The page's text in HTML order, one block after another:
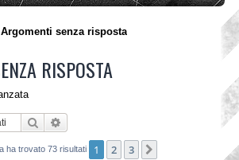
Argomenti senza risposta
RISPOSTA
Cerca
ha trovato 73 risultati 1 2 3